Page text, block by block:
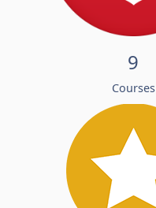
9
Courses